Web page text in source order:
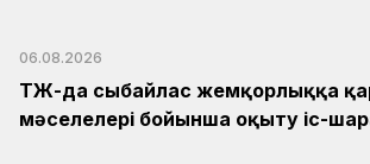
06.08.2026
ҚТЖ-да сыбайлас жемқорлыққа
мәселелері бойынша оқыту іс-